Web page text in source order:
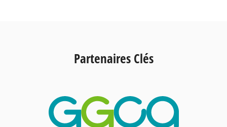
Partenaires Clés